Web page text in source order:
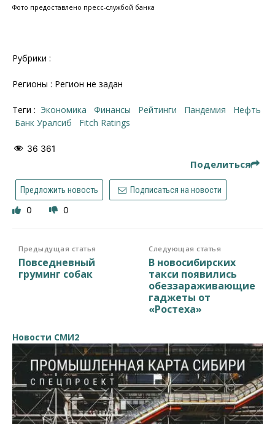
Фото предоставлено пресс-службой банка
Рубрики :
Регионы : Регион не задан
Теги : Экономика финансы рейтинги пандемия
нефть
Банк Уралсиб
Fitch Ratings
36 361
Поделиться
Предложить новость Подписаться на новости
0 0
Предыдущая статья
Повседневный
груминг собак
Следующая статья
В новосибирских
такси появились
обеззараживающие
гаджеты от
«Ростеха»
Новости СМИ2